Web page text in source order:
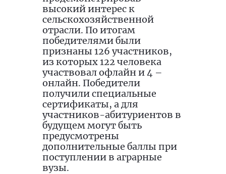
высокий интерес к
сельскохозяйственной
отрасли. По итогам
победителями были
признаны 126 участников,
из которых 122 человека
участвовал офлайн и 4 –
онлайн. Победители
получили специальные
сертификаты, а для
участников-абитуриентов в
будущем могут быть
предусмотрены
дополнительные баллы при
поступлении в аграрные
вузы.